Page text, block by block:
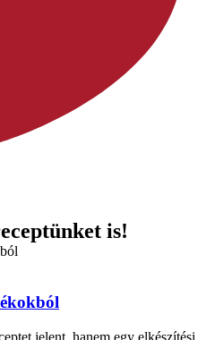
is!
jelent, hanem egy elkészítési